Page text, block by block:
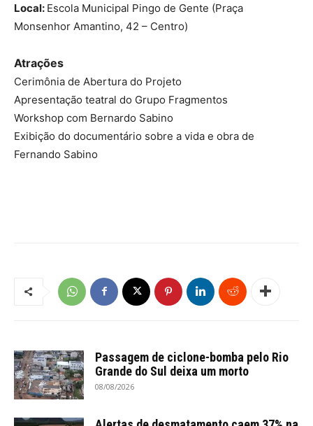
Local: Escola Municipal Pingo de Gente (Praça
Monsenhor Amantino, 42 – Centro)
Atrações
Cerimônia de Abertura do Projeto
Apresentação teatral do Grupo Fragmentos
Workshop com Bernardo Sabino
Exibição do documentário sobre a vida e obra de
Fernando Sabino
Passagem de ciclone-bomba pelo Rio
Grande do Sul deixa um morto
08/08/2026